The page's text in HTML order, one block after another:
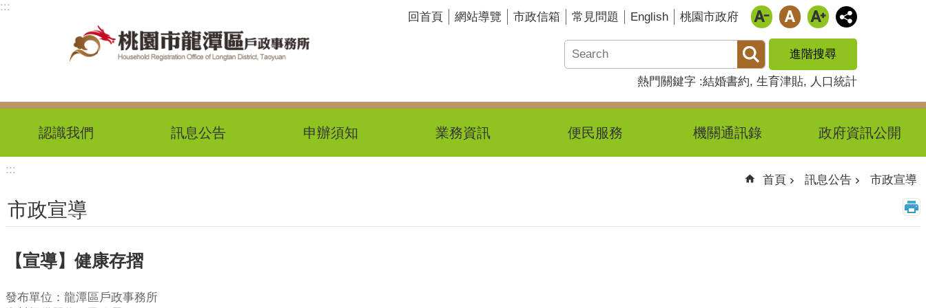
跳到主要內容區塊
:::
回首頁 網站導覽 市政信箱 常見問題 English 桃園市政府
進階搜尋
熱門關鍵字 結婚書約 生育津貼 人口統計
認識我們 訊息公告 申辦須知 業務資訊 便民服務 機關通訊錄 政府資訊公開
:::
首頁 訊息公告 市政宣導
市政宣導
【宣導】健康存摺
發布單位：龍潭區戶政事務所